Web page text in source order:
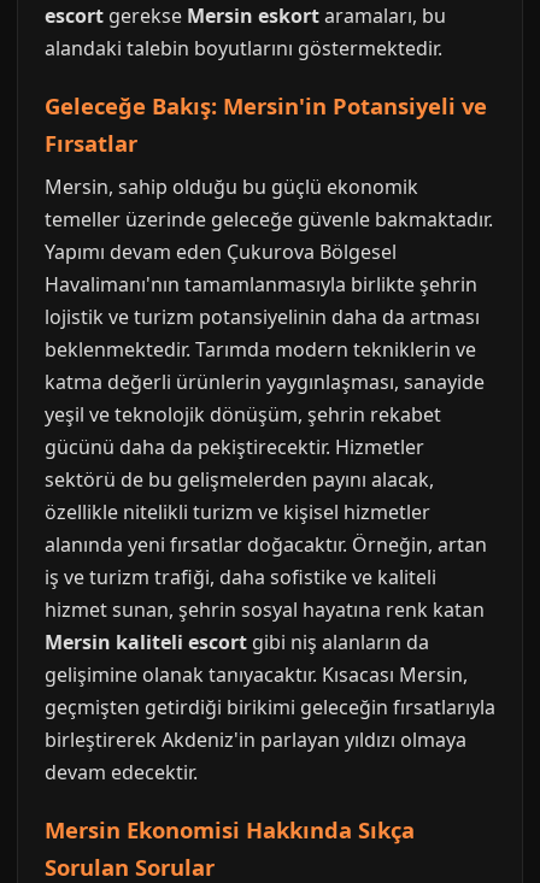
escort gerekse Mersin eskortaramaları, bu
alandaki talebin boyutlarını göstermektedir.
Geleceğe Bakış: Mersin'in Potansiyeli ve
Fırsatlar
Mersin, sahip olduğu bu güçlü ekonomik
temeller üzerinde geleceğe güvenle bakmaktadır.
Yapımı devam eden Çukurova Bölgesel
Havalimanı'nın tamamlanmasıyla birlikte şehrin
lojistik ve turizm potansiyelinin daha da artması
beklenmektedir. Tarımda modern tekniklerin ve
katma değerli ürünlerin yaygınlaşması, sanayide
yeşil ve teknolojik dönüşüm, şehrin rekabet
gücünü daha da pekiştirecektir. Hizmetler
sektörü de bu gelişmelerden payını alacak,
özellikle nitelikli turizm ve kişisel hizmetler
alanında yeni fırsatlar doğacaktır. Örneğin, artan
iş ve turizm trafiği, daha sofistike ve kaliteli
hizmet sunan, şehrin sosyal hayatına renk katan
Mersin kaliteli escort gibi niş alanların da
gelişimine olanak tanıyacaktır. Kısacası Mersin,
geçmişten getirdiği birikimi geleceğin fırsatlarıyla
birleştirerek Akdeniz'in parlayan yıldızı olmaya
devam edecektir.
Mersin Ekonomisi Hakkında Sıkça
Sorulan Sorular